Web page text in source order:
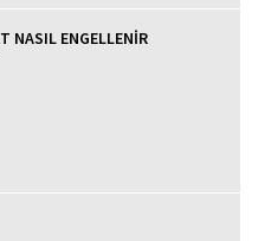
NASIL ENGELLENİR